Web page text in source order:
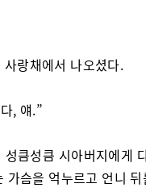
랑채에서 나오셨다.
, 얘.”
큼성큼 시아버지에게
가슴을 억누르고 언니